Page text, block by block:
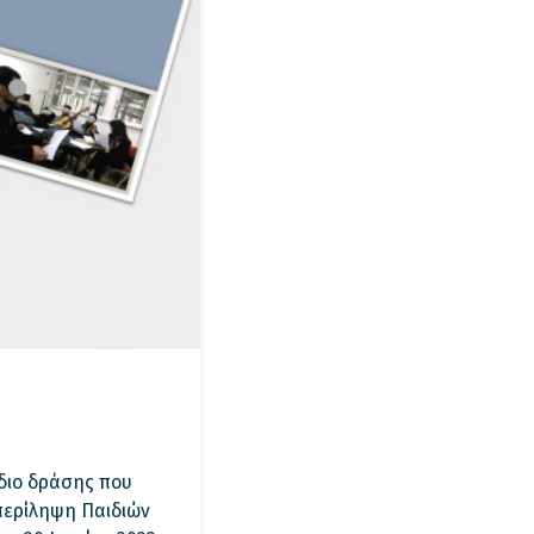
δράσης που
Παιδιών